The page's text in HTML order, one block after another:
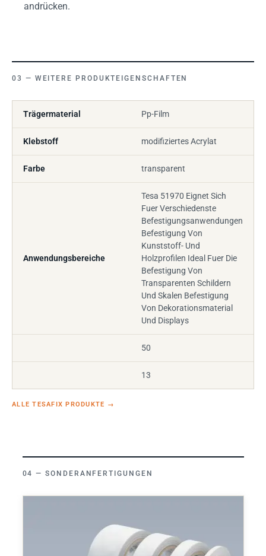
andrücken.
WEITERE PRODUKTEIGENSCHAFTEN
Trägermaterial Pp-Film
Klebstoff modifiziertes Acrylat
Farbe transparent
Anwendungsbereiche
Tesa 51970 Eignet Sich
Fuer Verschiedenste
Befestigungsanwendungen
Befestigung Von
Kunststoff- Und
Holzprofilen Ideal Fuer Die
Befestigung Von
Transparenten Schildern
Und Skalen Befestigung
Von Dekorationsmaterial
Und Displays
50
13
ALLE TESAFIX PRODUKTE →
SONDERANFERTIGUNGEN